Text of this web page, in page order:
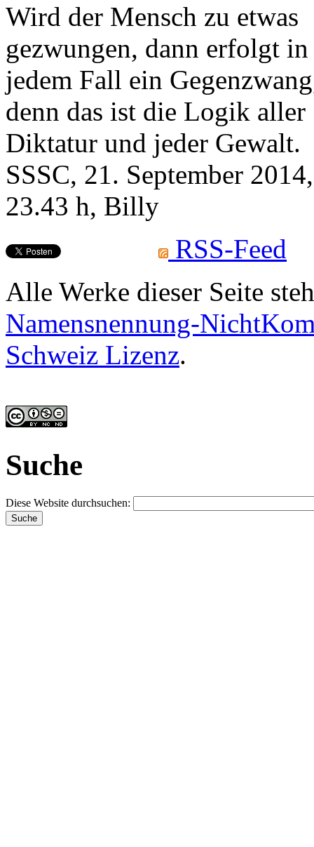
Wird der Mensch zu etwas
gezwungen, dann erfolgt in
jedem Fall ein
denn das ist die Logik aller
Diktatur und jeder Gewalt.
SSSC, 21. September 2014,
23.43 h, Billy
RSS-Feed
Alle Werke dieser Seite
Namensnennung-
Schweiz Lizenz.
Suche
Diese Website durchsuchen: